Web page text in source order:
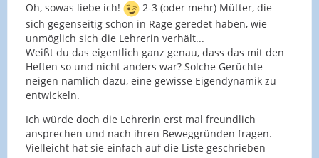
Oh, sowas liebe ich!
2-3 (oder mehr) Mütter, die
sich gegenseitig schön in Rage geredet haben, wie
unmöglich sich die Lehrerin verhält...
Weißt du das eigentlich ganz genau, dass das mit den
Heften so und nicht anders war? Solche Gerüchte
neigen nämlich dazu, eine gewisse Eigendynamik zu
entwickeln.
Ich würde doch die Lehrerin erst mal freundlich
ansprechen und nach ihren Beweggründen fragen.
Vielleicht hat sie einfach auf die Liste geschrieben